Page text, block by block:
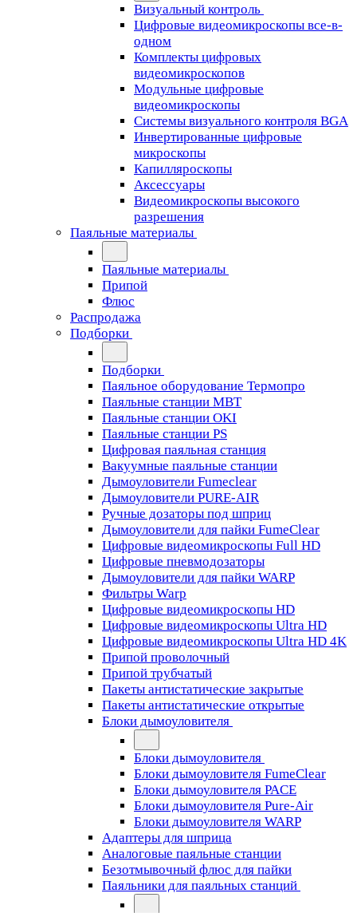
Визуальный контроль
Цифровые видеомикроскопы все-в-
одном
Комплекты цифровых
видеомикроскопов
Модульные цифровые
видеомикроскопы
Cистемы визуального контроля BGA
Инвертированные цифровые
микроскопы
Капилляроскопы
Аксессуары
Видеомикроскопы высокого
разрешения
Паяльные материалы
Паяльные материалы
Припой
Флюс
Распродажа
Подборки
Подборки
Паяльное оборудование Термопро
Паяльные станции MBT
Паяльные станции OKI
Паяльные станции PS
Цифровая паяльная станция
Вакуумные паяльные станции
Дымоуловители Fumeclear
Дымоуловители PURE-AIR
Ручные дозаторы под шприц
Дымоуловители для пайки FumeClear
Цифровые видеомикроскопы Full HD
Цифровые пневмодозаторы
Дымоуловители для пайки WARP
Фильтры Warp
Цифровые видеомикроскопы HD
Цифровые видеомикроскопы Ultra HD
Цифровые видеомикроскопы Ultra HD 4K
Припой проволочный
Припой трубчатый
Пакеты антистатические закрытые
Пакеты антистатические открытые
Блоки дымоуловителя
Блоки дымоуловителя
Блоки дымоуловителя FumeClear
Блоки дымоуловителя PACE
Блоки дымоуловителя Pure-Air
Блоки дымоуловителя WARP
Адаптеры для шприца
Аналоговые паяльные станции
Безотмывочный флюс для пайки
Паяльники для паяльных станций